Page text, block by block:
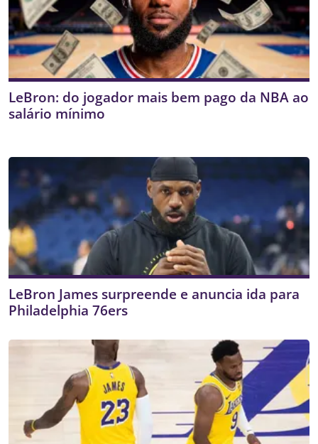
LeBron: do jogador mais bem pago da NBA ao
salário mínimo
LeBron James surpreende e anuncia ida para
Philadelphia 76ers